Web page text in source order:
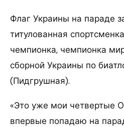
Флаг Украины на параде
титулованная
чемпионка, чемпионка
сборной Украины по
(Пидгрушная).
«Это уже мои четвертые
впервые попадаю на